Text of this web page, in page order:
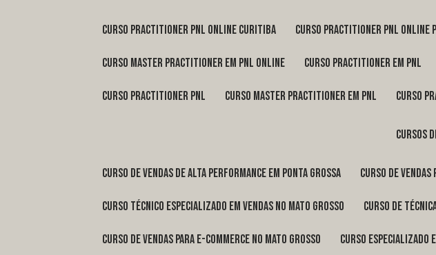
curso practitioner pnl online Curitiba curso practitioner pnl online
curso master practitioner em pnl online curso practitioner em pnl
curso practitioner pnl curso master practitioner em pnl curso
cursos
curso de vendas de alta performance em Ponta Grossa curso de
curso técnico especializado em vendas no Mato Grosso curso de
curso de vendas para e-commerce no Mato Grosso curso especializado